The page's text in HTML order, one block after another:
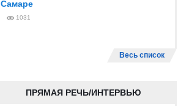
Самаре
1031
Весь список
ПРЯМАЯ РЕЧЬ/ИНТЕРВЬЮ